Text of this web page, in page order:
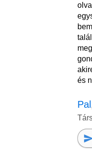
és
Pal